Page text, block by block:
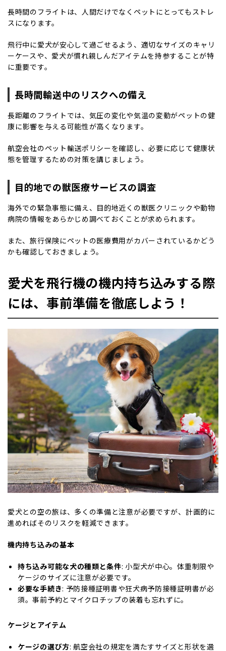
長時間のフライトは、人間だけでなくペットにとってもストレ
スになります。
飛行中に愛犬が安心して過ごせるよう、適切なサイズのキャリ
ーケースや、愛犬が慣れ親しんだアイテムを持参することが特
に重要です。
長時間輸送中のリスクへの備え
長距離のフライトでは、気圧の変化や気温の変動がペットの健
康に影響を与える可能性が高くなります。
航空会社のペット輸送ポリシーを確認し、必要に応じて健康状
態を管理するための対策を講じましょう。
目的地での獣医療サービスの調査
海外での緊急事態に備え、目的地近くの獣医クリニックや動物
病院の情報をあらかじめ調べておくことが求められます。
また、旅行保険にペットの医療費用がカバーされているかどう
かも確認しておきましょう。
愛犬を飛行機の機内持ち込みする際
には、事前準備を徹底しよう！
愛犬との空の旅は、多くの準備と注意が必要ですが、計画的に
進めればそのリスクを軽減できます。
機内持ち込みの基本
持ち込み可能な犬の種類と条件: 小型犬が中心。体重制限や
ケージのサイズに注意が必要です。
必要な手続き: 予防接種証明書や狂犬病予防接種証明書が必
須。事前予約とマイクロチップの装着も忘れずに。
ケージとアイテム
ケージの選び方: 航空会社の規定を満たすサイズと形状を選